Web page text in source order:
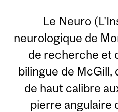
Le Neuro
neurologique de
de recherche et
bilingue de McGill,
de haut calibre
pierre angulaire